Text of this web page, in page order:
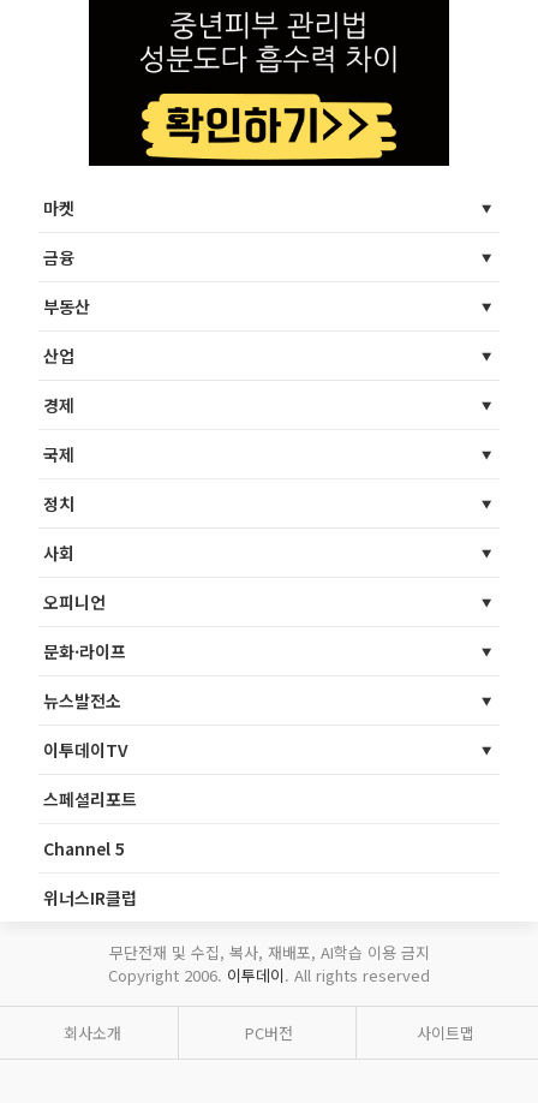
마켓
금융
부동산
산업
경제
국제
정치
사회
오피니언
문화·라이프
뉴스발전소
이투데이TV
스페셜리포트
Channel 5
위너스IR클럽
무단전재 및 수집, 복사, 재배포, AI학습 이용 금지
Copyright 2006. 이투데이. All rights reserved
회사소개 PC버전 사이트맵